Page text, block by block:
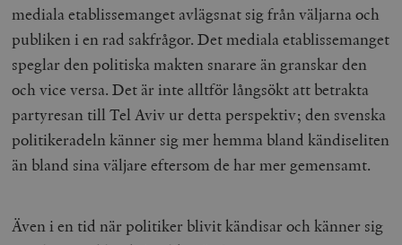
mediala etablissemanget avlägsnat sig från väljarna och
publiken i en rad sakfrågor. Det mediala etablissemanget
speglar den politiska makten snarare än granskar den
och vice versa. Det är inte alltför långsökt att betrakta
partyresan till Tel Aviv ur detta perspektiv; den svenska
politikeradeln känner sig mer hemma bland kändiseliten
än bland sina väljare eftersom de har mer gemensamt.
Även i en tid när politiker blivit kändisar och känner sig